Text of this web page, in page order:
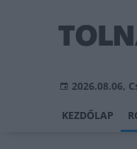
2026.08.06,
KEZDŐLAP